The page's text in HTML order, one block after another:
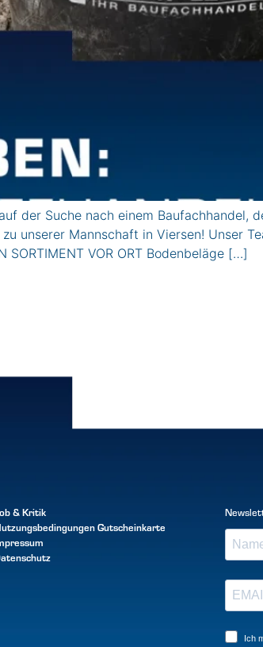
der Suche nach einem
unserer Mannschaft in Viersen! Unser
SORTIMENT VOR ORT Bodenbeläge […]
& Kritik
Gutscheinkarte
Ich